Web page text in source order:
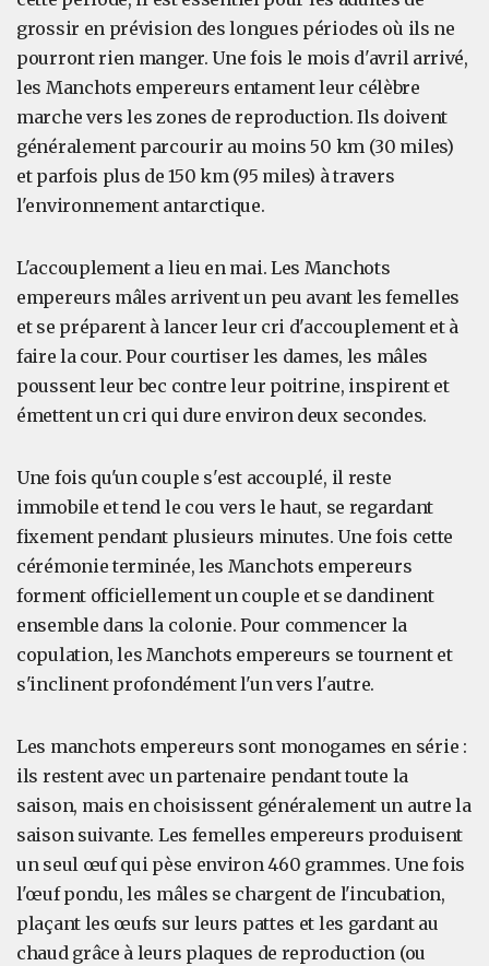
grossir en prévision des longues périodes où ils ne
pourront rien manger. Une fois le mois d'avril arrivé,
les Manchots empereurs entament leur célèbre
marche vers les zones de reproduction. Ils doivent
généralement parcourir au moins 50 km (30 miles)
et parfois plus de 150 km (95 miles) à travers
l'environnement antarctique.
L'accouplement a lieu en mai. Les Manchots
empereurs mâles arrivent un peu avant les femelles
et se préparent à lancer leur cri d'accouplement et à
faire la cour. Pour courtiser les dames, les mâles
poussent leur bec contre leur poitrine, inspirent et
émettent un cri qui dure environ deux secondes.
Une fois qu'un couple s'est accouplé, il reste
immobile et tend le cou vers le haut, se regardant
fixement pendant plusieurs minutes. Une fois cette
cérémonie terminée, les Manchots empereurs
forment officiellement un couple et se dandinent
ensemble dans la colonie. Pour commencer la
copulation, les Manchots empereurs se tournent et
s'inclinent profondément l'un vers l'autre.
Les manchots empereurs sont monogames en série :
ils restent avec un partenaire pendant toute la
saison, mais en choisissent généralement un autre la
saison suivante. Les femelles empereurs produisent
un seul œuf qui pèse environ 460 grammes. Une fois
l'œuf pondu, les mâles se chargent de l'incubation,
plaçant les œufs sur leurs pattes et les gardant au
chaud grâce à leurs plaques de reproduction (ou